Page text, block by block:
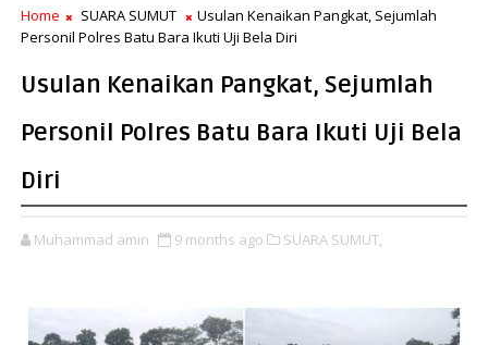
Home SUARA SUMUT
Usulan Kenaikan Pangkat, Sejumlah
Personil Polres Batu Bara Ikuti Uji Bela Diri
Usulan Kenaikan Pangkat, Sejumlah
Personil Polres Batu Bara Ikuti Uji Bela
Diri
Muhammad amin 9 months ago SUARA SUMUT,